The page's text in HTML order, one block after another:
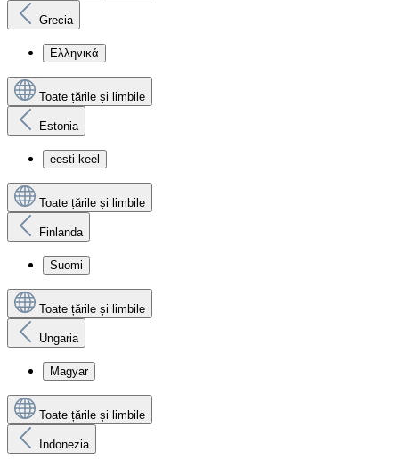
Grecia
Ελληνικά
Toate țările și limbile
Estonia
eesti keel
Toate țările și limbile
Finlanda
Suomi
Toate țările și limbile
Ungaria
Magyar
Toate țările și limbile
Indonezia